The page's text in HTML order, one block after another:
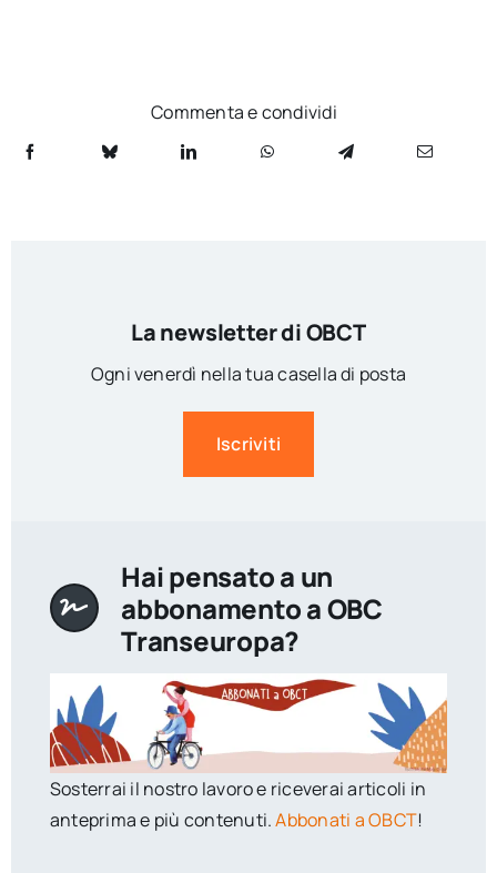
Commenta e condividi
La newsletter di OBCT
Ogni venerdì nella tua casella di posta
Iscriviti
Hai pensato a un
abbonamento a OBC
Transeuropa?
Sosterrai il nostro lavoro e riceverai articoli in
anteprima e più contenuti.Abbonati a OBCT!